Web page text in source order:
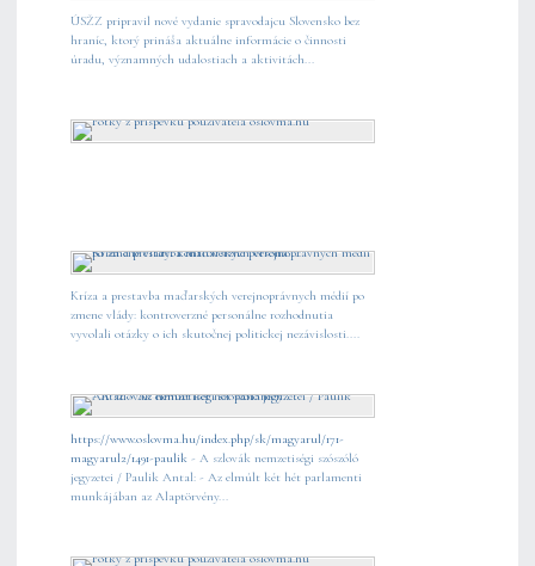
ÚSŽZ pripravil nové vydanie spravodajcu Slovensko bez
hraníc, ktorý prináša aktuálne informácie o činnosti
úradu, významných udalostiach a aktivitách...
Kríza a prestavba maďarských verejnoprávnych médií po
zmene vlády: kontroverzné personálne rozhodnutia
vyvolali otázky o ich skutočnej politickej nezávislosti....
https://www.oslovma.hu/index.php/sk/magyarul/171-
magyarul2/1491-paulik - A szlovák nemzetiségi szószóló
jegyzetei / Paulik Antal: - Az elmúlt két hét parlamenti
munkájában az Alaptörvény...